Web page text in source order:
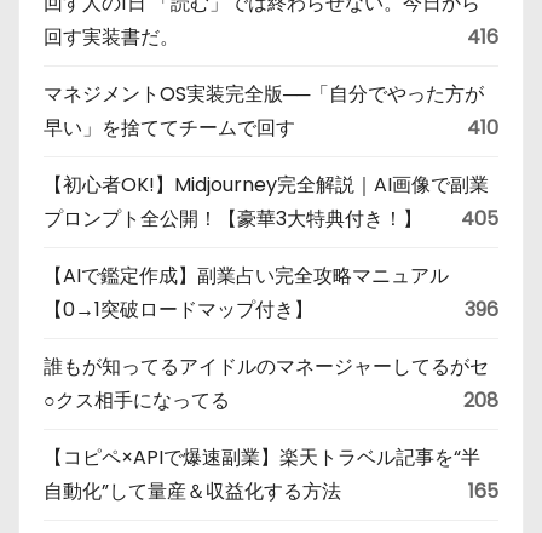
回す実装書だ。
416
マネジメントOS実装完全版──「自分でやった方が
早い」を捨ててチームで回す
410
【初心者OK!】Midjourney完全解説｜AI画像で副業
プロンプト全公開！【豪華3大特典付き！】
405
【AIで鑑定作成】副業占い完全攻略マニュアル
【0→1突破ロードマップ付き】
396
誰もが知ってるアイドルのマネージャーしてるがセ
○クス相手になってる
208
【コピペ×APIで爆速副業】楽天トラベル記事を“半
自動化”して量産＆収益化する方法
165